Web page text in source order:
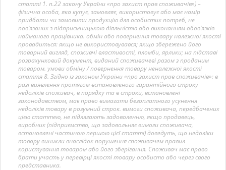
статті 1. п.22 закону України «про захист прав споживачів») –
фізична особа, яка купує, замовляє, використовує або має намір
придбати чи замовити продукцію для особистих потреб, не
пов’язаних з підприємницькою діяльністю або виконанням обов’язків
найманого працівника. обмін або повернення товару належної якості
провадиться: якщо не використовувався; якщо збережено його
товарний вигляд, споживчі властивості, пломби, ярлики; на підставі
розрахунковий документ, виданий споживачеві разом з проданим
товаром. умови обміну / повернення товару неналежної якості
стаття 8. Згідно із законом України «про захист прав споживачів»: в
разі виявлення протягом встановленого гарантійного строку
недоліків споживач, в порядку та в строки, встановлені
законодавством, має право вимагати безоплатного усунення
недоліків товару в розумний строк. вимоги споживача, передбачених
цією статтею, не підлягають задоволенню, якщо продавець,
виробник (підприємство, що задовольняє вимоги споживача,
встановлені частиною першою цієї статті) доведуть, що недоліки
товару виникли внаслідок порушення споживачем правил
користування товаром або його зберігання. Споживач має право
брати участь у перевірці якості товару особисто або через свого
представника.